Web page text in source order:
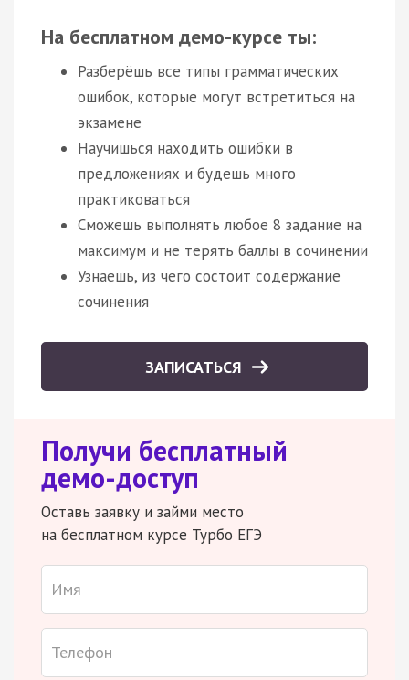
На бесплатном демо-курсе ты:
Разберёшь все типы грамматических
ошибок, которые могут встретиться на
экзамене
Научишься находить ошибки в
предложениях и будешь много
практиковаться
Сможешь выполнять любое 8 задание на
максимум и не терять баллы в сочинении
Узнаешь, из чего состоит содержание
сочинения
ЗАПИСАТЬСЯ
Получи бесплатный
демо-доступ
Оставь заявку и займи место
на бесплатном курсе Турбо ЕГЭ